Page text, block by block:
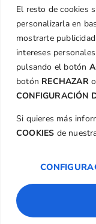
El resto de cookies
personalizarla en
mostrarte
intereses
pulsando el botón
botón RECHAZARo
CONFIGURACIÓN
Si quieres más
COOKIES de